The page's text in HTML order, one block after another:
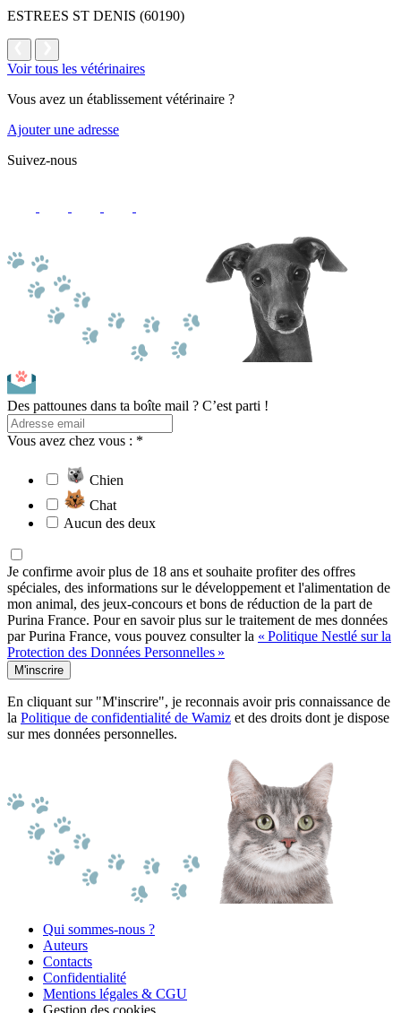
ESTREES ST DENIS (60190)
Voir tous les vétérinaires
Vous avez un établissement vétérinaire ?
Ajouter une adresse
Suivez-nous
Des pattounes dans ta boîte mail ? C’est parti !
Vous avez chez vous : *
Chien
Chat
Aucun des deux
Je confirme avoir plus de 18 ans et souhaite profiter des offres
spéciales, des informations sur le développement et l'alimentation de
mon animal, des jeux-concours et bons de réduction de la part de
Purina France. Pour en savoir plus sur le traitement de mes données
par Purina France, vous pouvez consulter la « Politique Nestlé sur la
Protection des Données Personnelles »
M'inscrire
En cliquant sur "M'inscrire", je reconnais avoir pris connaissance de
la Politique de confidentialité de Wamiz et des droits dont je dispose
sur mes données personnelles.
Qui sommes-nous ?
Auteurs
Contacts
Confidentialité
Mentions légales & CGU